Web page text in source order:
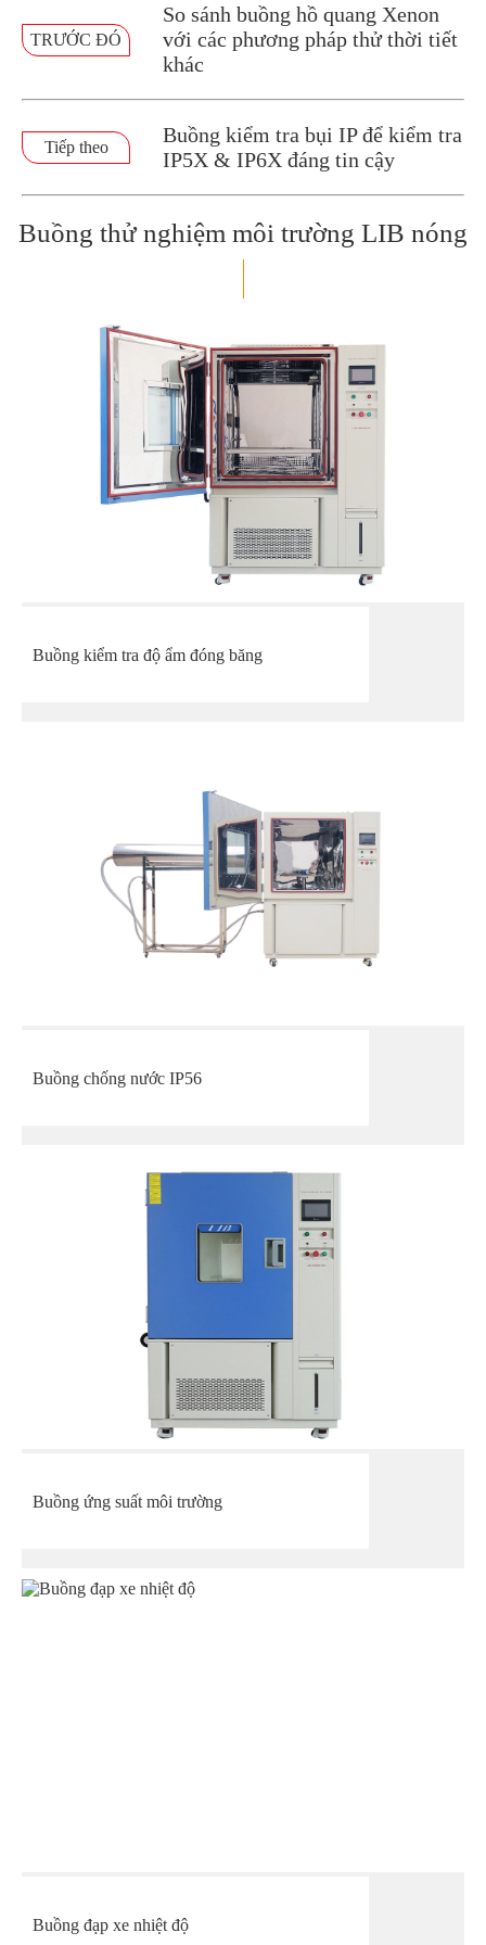
TRƯỚC ĐÓ
So sánh buồng hồ quang Xenon
với các phương pháp thử thời tiết
khác
Tiếp theo
Buồng kiểm tra bụi IP để kiểm tra
IP5X & IP6X đáng tin cậy
Buồng thử nghiệm môi trường LIB nóng
Buồng kiểm tra độ ẩm đóng băng
Buồng chống nước IP56
Buồng ứng suất môi trường
Buồng đạp xe nhiệt độ